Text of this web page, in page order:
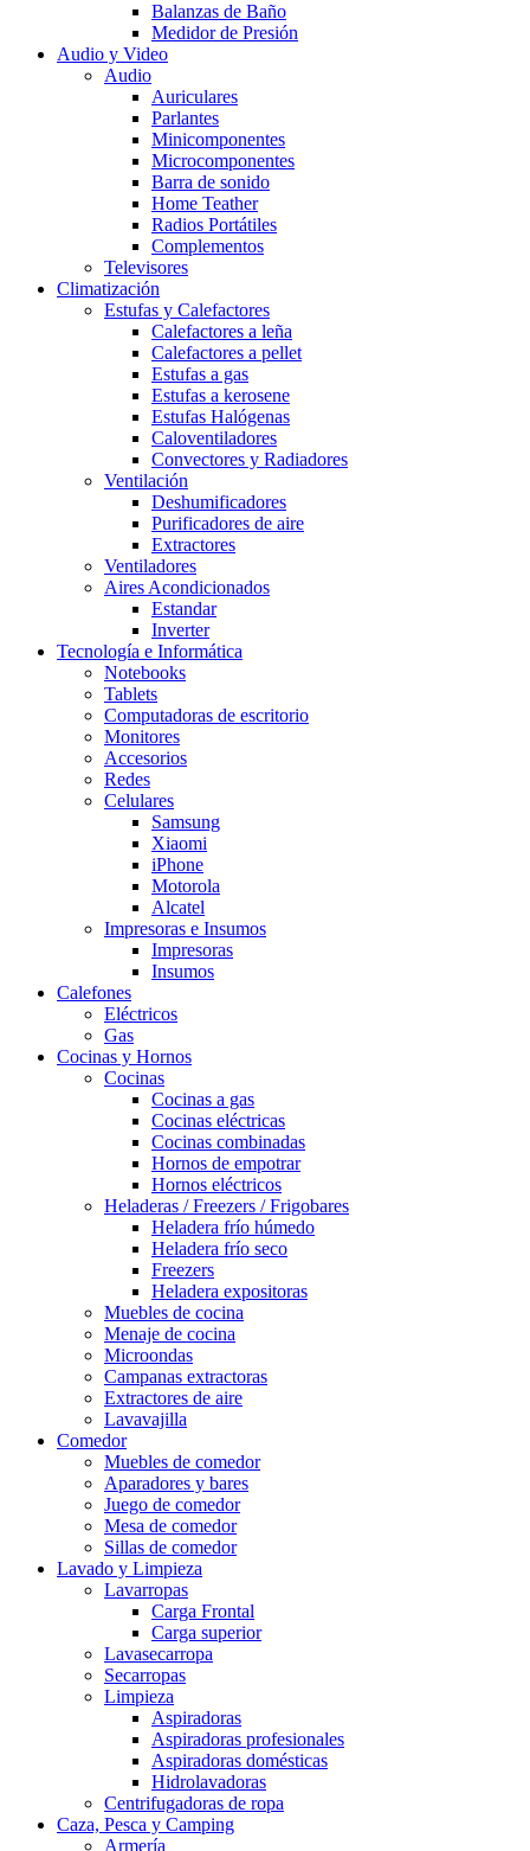
Balanzas de Baño
Medidor de Presión
Audio y Video
Audio
Auriculares
Parlantes
Minicomponentes
Microcomponentes
Barra de sonido
Home Teather
Radios Portátiles
Complementos
Televisores
Climatización
Estufas y Calefactores
Calefactores a leña
Calefactores a pellet
Estufas a gas
Estufas a kerosene
Estufas Halógenas
Caloventiladores
Convectores y Radiadores
Ventilación
Deshumificadores
Purificadores de aire
Extractores
Ventiladores
Aires Acondicionados
Estandar
Inverter
Tecnología e Informática
Notebooks
Tablets
Computadoras de escritorio
Monitores
Accesorios
Redes
Celulares
Samsung
Xiaomi
iPhone
Motorola
Alcatel
Impresoras e Insumos
Impresoras
Insumos
Calefones
Eléctricos
Gas
Cocinas y Hornos
Cocinas
Cocinas a gas
Cocinas eléctricas
Cocinas combinadas
Hornos de empotrar
Hornos eléctricos
Heladeras / Freezers / Frigobares
Heladera frío húmedo
Heladera frío seco
Freezers
Heladera expositoras
Muebles de cocina
Menaje de cocina
Microondas
Campanas extractoras
Extractores de aire
Lavavajilla
Comedor
Muebles de comedor
Aparadores y bares
Juego de comedor
Mesa de comedor
Sillas de comedor
Lavado y Limpieza
Lavarropas
Carga Frontal
Carga superior
Lavasecarropa
Secarropas
Limpieza
Aspiradoras
Aspiradoras profesionales
Aspiradoras domésticas
Hidrolavadoras
Centrifugadoras de ropa
Caza, Pesca y Camping
Armería